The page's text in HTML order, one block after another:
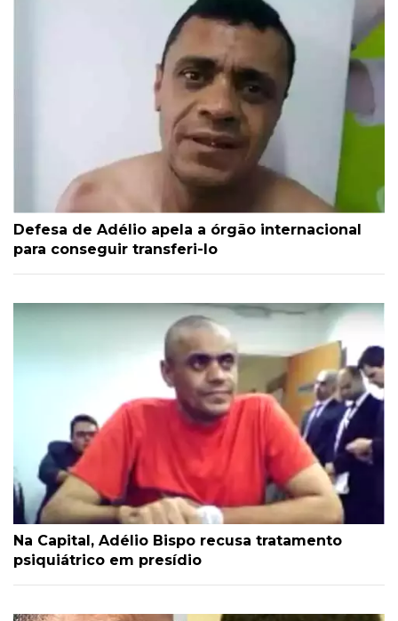
Defesa de Adélio apela a órgão internacional
para conseguir transferi-lo
Na Capital, Adélio Bispo recusa tratamento
psiquiátrico em presídio